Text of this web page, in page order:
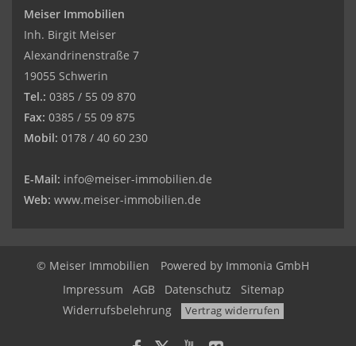
Meiser Immobilien
Inh. Birgit Meiser
Alexandrinenstraße 7
19055 Schwerin
Tel.: 0385 / 55 09 870
Fax: 0385 / 55 09 875
Mobil: 0178 / 40 60 230
E-Mail: info@meiser-immobilien.de
Web: www.meiser-immobilien.de
© Meiser Immobilien Powered by Immonia GmbH
Impressum
AGB Datenschutz
Sitemap
Widerrufsbelehrung
Vertrag widerrufen